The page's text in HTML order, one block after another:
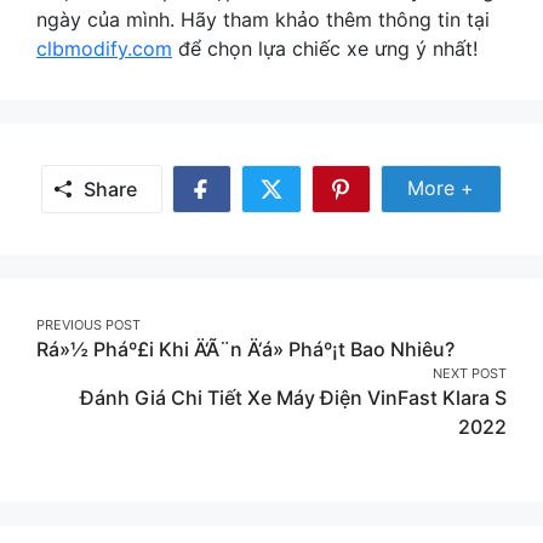
ngày của mình. Hãy tham khảo thêm thông tin tại
clbmodify.com để chọn lựa chiếc xe ưng ý nhất!
Share
Share
Share
Share
More +
Post
navigation
PREVIOUS POST
Rá»½ Pháº£i Khi Ä‘Ã¨n Ä‘á» Pháº¡t Bao Nhiêu?
NEXT POST
Đánh Giá Chi Tiết Xe Máy Điện VinFast Klara S
2022